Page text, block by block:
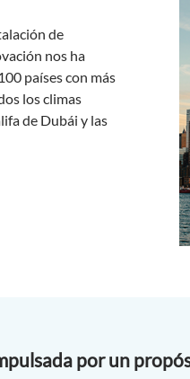
de
nos ha
países con más
los climas
de Dubái y las
por un